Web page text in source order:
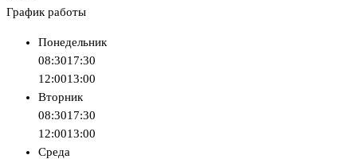
График работы
Понедельник
08:3017:30
12:0013:00
Вторник
08:3017:30
12:0013:00
Среда